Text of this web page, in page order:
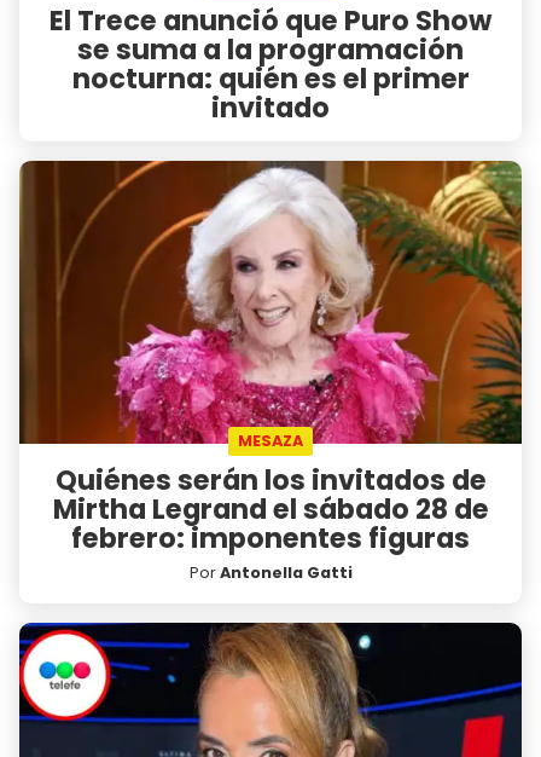
El Trece anunció que Puro Show
se suma a la programación
nocturna: quién es el primer
invitado
MESAZA
Quiénes serán los invitados de
Mirtha Legrand el sábado 28 de
febrero: imponentes figuras
PorAntonella Gatti